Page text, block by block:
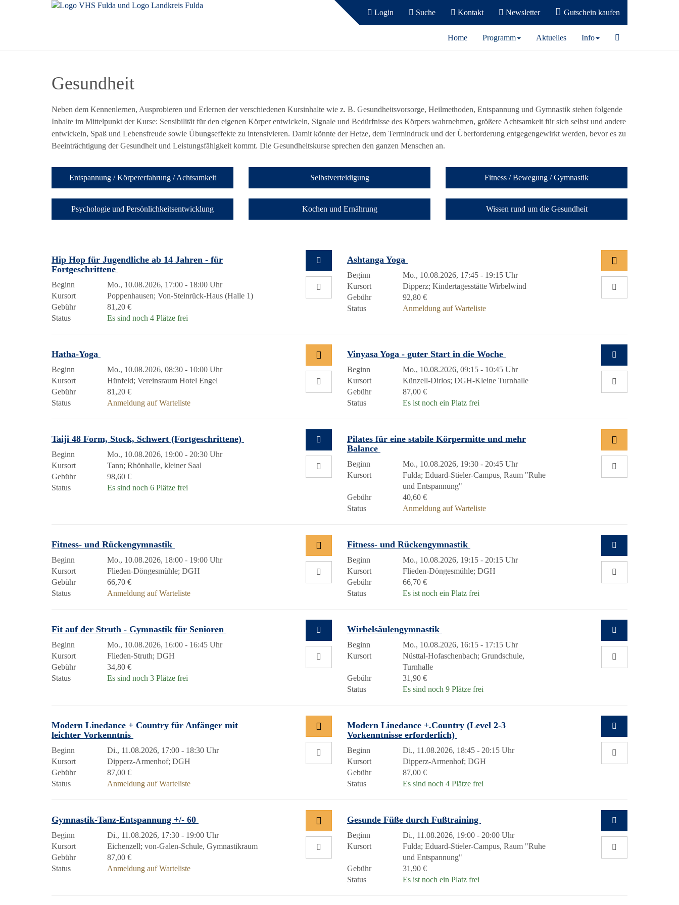
Login Suche Kontakt Newsletter Gutschein kaufen
Home Programm Aktuelles Info
Gesundheit
Neben dem Kennenlernen, Ausprobieren und Erlernen der verschiedenen Kursinhalte wie z. B. Gesundheitsvorsorge, Heilmethoden, Entspannung und Gymnastik stehen folgende
Inhalte im Mittelpunkt der Kurse: Sensibilität für den eigenen Körper entwickeln, Signale und Bedürfnisse des Körpers wahrnehmen, größere Achtsamkeit für sich selbst und andere
entwickeln, Spaß und Lebensfreude sowie Übungseffekte zu intensivieren. Damit könnte der Hetze, dem Termindruck und der Überforderung entgegengewirkt werden, bevor es zu
Beeinträchtigung der Gesundheit und Leistungsfähigkeit kommt. Die Gesundheitskurse sprechen den ganzen Menschen an.
Entspannung / Körpererfahrung / Achtsamkeit Selbstverteidigung Fitness / Bewegung / Gymnastik
Psychologie und Persönlichkeitsentwicklung Kochen und Ernährung Wissen rund um die Gesundheit
Hip Hop für Jugendliche ab 14 Jahren - für
Fortgeschrittene
Beginn
Mo., 10.08.2026, 17:00 - 18:00 Uhr
Kursort
Poppenhausen; Von-Steinrück-Haus (Halle 1)
Gebühr
81,20 €
Status
Es sind noch 4 Plätze frei
Ashtanga Yoga
Beginn
Mo., 10.08.2026, 17:45 - 19:15 Uhr
Kursort
Dipperz; Kindertagesstätte Wirbelwind
Gebühr
92,80 €
Status
Anmeldung auf Warteliste
Hatha-Yoga
Beginn
Mo., 10.08.2026, 08:30 - 10:00 Uhr
Kursort
Hünfeld; Vereinsraum Hotel Engel
Gebühr
81,20 €
Status
Anmeldung auf Warteliste
Vinyasa Yoga - guter Start in die Woche
Beginn
Mo., 10.08.2026, 09:15 - 10:45 Uhr
Kursort
Künzell-Dirlos; DGH-Kleine Turnhalle
Gebühr
87,00 €
Status
Es ist noch ein Platz frei
Taiji 48 Form, Stock, Schwert (Fortgeschrittene)
Beginn
Mo., 10.08.2026, 19:00 - 20:30 Uhr
Kursort
Tann; Rhönhalle, kleiner Saal
Gebühr
98,60 €
Status
Es sind noch 6 Plätze frei
Pilates für eine stabile Körpermitte und mehr
Balance
Beginn
Mo., 10.08.2026, 19:30 - 20:45 Uhr
Kursort
Fulda; Eduard-Stieler-Campus, Raum "Ruhe
und Entspannung"
Gebühr
40,60 €
Status
Anmeldung auf Warteliste
Fitness- und Rückengymnastik
Beginn
Mo., 10.08.2026, 18:00 - 19:00 Uhr
Kursort
Flieden-Döngesmühle; DGH
Gebühr
66,70 €
Status
Anmeldung auf Warteliste
Fitness- und Rückengymnastik
Beginn
Mo., 10.08.2026, 19:15 - 20:15 Uhr
Kursort
Flieden-Döngesmühle; DGH
Gebühr
66,70 €
Status
Es ist noch ein Platz frei
Fit auf der Struth - Gymnastik für Senioren
Beginn
Mo., 10.08.2026, 16:00 - 16:45 Uhr
Kursort
Flieden-Struth; DGH
Gebühr
34,80 €
Status
Es sind noch 3 Plätze frei
Wirbelsäulengymnastik
Beginn
Mo., 10.08.2026, 16:15 - 17:15 Uhr
Kursort
Nüsttal-Hofaschenbach; Grundschule,
Turnhalle
Gebühr
31,90 €
Status
Es sind noch 9 Plätze frei
Modern Linedance + Country für Anfänger mit
leichter Vorkenntnis
Beginn
Di., 11.08.2026, 17:00 - 18:30 Uhr
Kursort
Dipperz-Armenhof; DGH
Gebühr
87,00 €
Status
Anmeldung auf Warteliste
Modern Linedance +.Country (Level 2-3
Vorkenntnisse erforderlich)
Beginn
Di., 11.08.2026, 18:45 - 20:15 Uhr
Kursort
Dipperz-Armenhof; DGH
Gebühr
87,00 €
Status
Es sind noch 4 Plätze frei
Gymnastik-Tanz-Entspannung +/- 60
Beginn
Di., 11.08.2026, 17:30 - 19:00 Uhr
Kursort
Eichenzell; von-Galen-Schule, Gymnastikraum
Gebühr
87,00 €
Status
Anmeldung auf Warteliste
Gesunde Füße durch Fußtraining
Beginn
Di., 11.08.2026, 19:00 - 20:00 Uhr
Kursort
Fulda; Eduard-Stieler-Campus, Raum "Ruhe
und Entspannung"
Gebühr
31,90 €
Status
Es ist noch ein Platz frei